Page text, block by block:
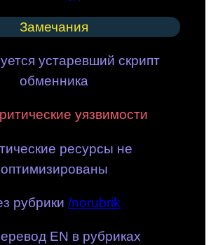
Замечания
устаревший скрипт
обменника
уязвимости
ресурсы не
оптимизированы
рубрики /norubrik
EN в рубриках